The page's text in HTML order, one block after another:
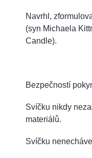
Navrhl,
(syn Michaela
Candle).
Bezpečností
Svíčku nikdy
materiálů.
Svíčku